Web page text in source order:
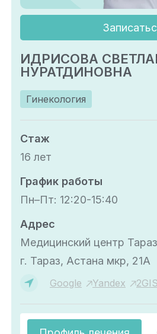
ИДРИСОВА
НУРАТДИНОВНА
Гинекология
Стаж
16 лет
График работы
Пн–Пт: 12:20-15:40
Адрес
Медицинский центр Тараз
г. Тараз, Астана мкр, 21А
Google Yandex 2GIS